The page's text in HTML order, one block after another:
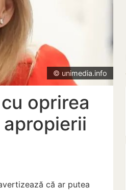
© unimedia.info
oprirea
că ar putea